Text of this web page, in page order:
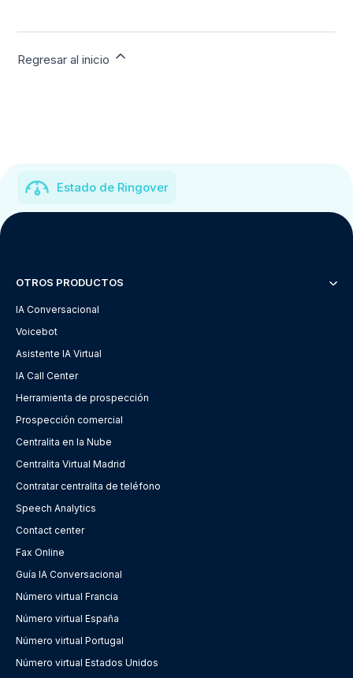
Regresar al inicio
Estado de Ringover
OTROS PRODUCTOS
IA Conversacional
Voicebot
Asistente IA Virtual
IA Call Center
Herramienta de prospección
Prospección comercial
Centralita en la Nube
Centralita Virtual Madrid
Contratar centralita de teléfono
Speech Analytics
Contact center
Fax Online
Guía IA Conversacional
Número virtual Francia
Número virtual España
Número virtual Portugal
Número virtual Estados Unidos